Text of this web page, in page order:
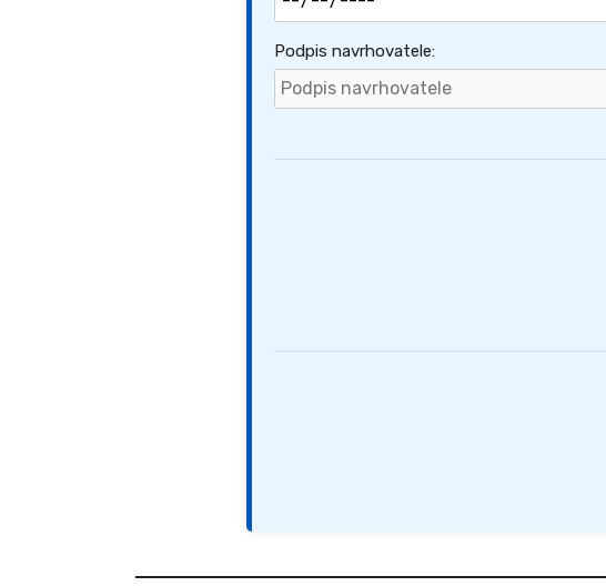
Podpis navrhovatele: